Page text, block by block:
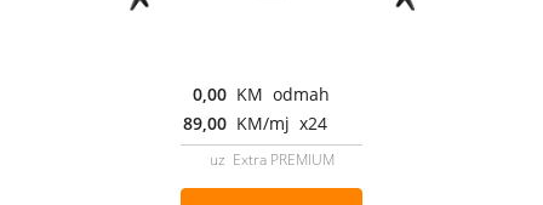
0,00 KM odmah
89,00 KM/mj x24
uz Extra PREMIUM